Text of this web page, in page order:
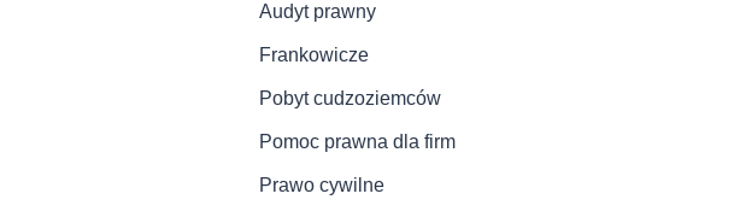
Audyt prawny
Frankowicze
Pobyt cudzoziemców
Pomoc prawna dla firm
Prawo cywilne